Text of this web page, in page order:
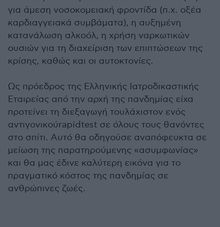
για άμεση νοσοκομειακή φροντίδα (π.χ. οξέα
καρδιαγγειακά συμβάματα), η αυξημένη
κατανάλωση αλκοόλ, η χρήση ναρκωτικών
ουσιών για τη διαχείριση των επιπτώσεων της
κρίσης, καθώς και οι αυτοκτονίες.
Ως πρόεδρος της Ελληνικής Ιατροδικαστικής
Εταιρείας από την αρχή της πανδημίας είχα
προτείνει τη διεξαγωγή τουλάχιστον ενός
αντιγονικούrapidtest σε όλους τους θανόντες
στο σπίτι. Αυτό θα οδηγούσε αναπόφευκτα σε
μείωση της παρατηρούμενης «ασυμφωνίας»
και θα μας έδινε καλύτερη εικόνα για το
πραγματικό κόστος της πανδημίας σε
ανθρώπινες ζωές.